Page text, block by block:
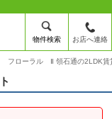
物件検索 お店へ連絡
フローラル Ⅱ 領石通の2LDK賃